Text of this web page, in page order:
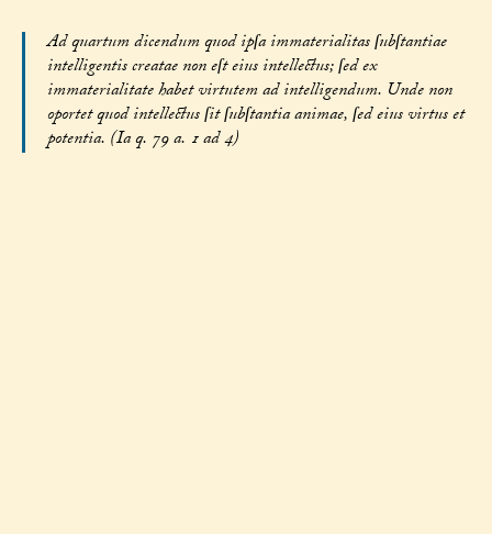
Ad quartum dicendum quod ipſa immaterialitas ſubſtantiae
intelligentis creatae non eſt eius intellectus; ſed ex
immaterialitate habet virtutem ad intelligendum. Unde non
oportet quod intellectus ſit ſubſtantia animae, ſed eius virtus et
potentia. (Ia q. 79 a. 1 ad 4)